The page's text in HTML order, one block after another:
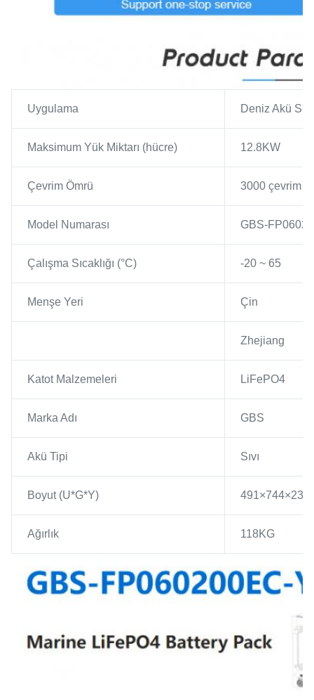
Uygulama Deniz Akü
Maksimum Yük Miktarı (hücre) 12.8KW
Çevrim Ömrü 3000 çevrim
Model Numarası GBS-
Çalışma Sıcaklığı (°C) -20 ~ 65
Menşe Yeri Çin
Zhejiang
Katot Malzemeleri LiFePO4
Marka Adı GBS
Akü Tipi Sıvı
Boyut (U*G*Y)
Ağırlık 118KG